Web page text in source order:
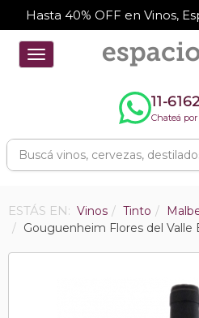
Hasta 40% OFF en Vinos,
Toggle
navigation
11-
Chateá
ESTÁS EN: Vinos Tinto
Gouguenheim Flores del Valle